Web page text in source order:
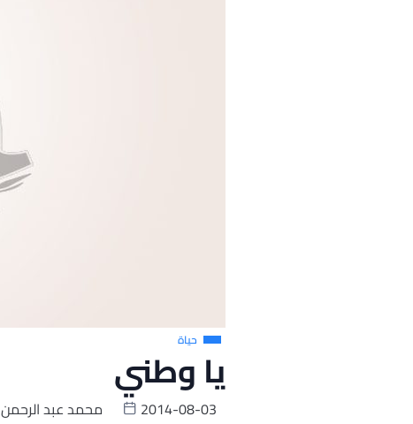
حياة
يا وطني
محمد عبد الرحمن 2014-08-03